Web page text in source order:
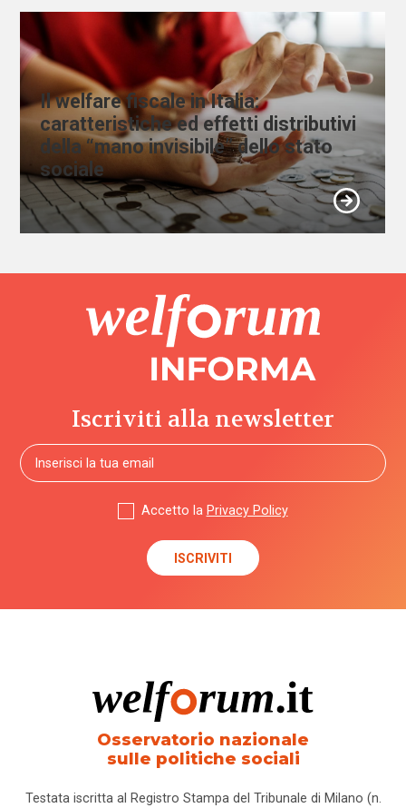
Il welfare fiscale in Italia:
caratteristiche ed effetti distributivi
della “mano invisibile” dello stato
sociale
Iscriviti alla newsletter
Accetto la Privacy Policy
Osservatorio nazionale
sulle politiche sociali
Testata iscritta al Registro Stampa del Tribunale di Milano (n.